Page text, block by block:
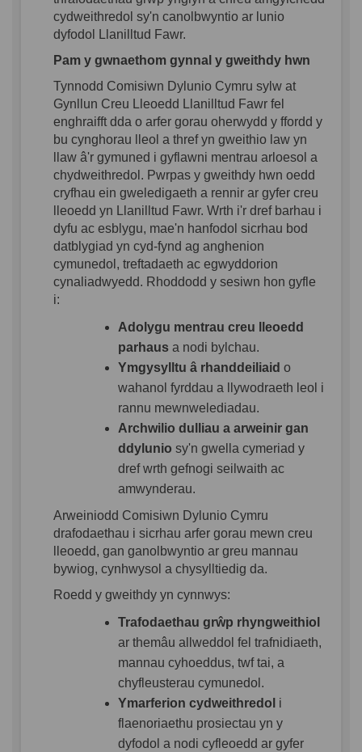
cydweithredol sy'n canolbwyntio ar lunio
dyfodol Llanilltud Fawr.
Pam y gwnaethom gynnal y gweithdy hwn
Tynnodd Comisiwn Dylunio Cymru sylw at
Gynllun Creu Lleoedd Llanilltud Fawr fel
enghraifft dda o arfer gorau oherwydd y ffordd y
bu cynghorau lleol a thref yn gweithio law yn
llaw â'r gymuned i gyflawni mentrau arloesol a
chydweithredol. Pwrpas y gweithdy hwn oedd
cryfhau ein gweledigaeth a rennir ar gyfer creu
lleoedd yn Llanilltud Fawr. Wrth i'r dref barhau i
dyfu ac esblygu, mae'n hanfodol sicrhau bod
datblygiad yn cyd-fynd ag anghenion
cymunedol, treftadaeth ac egwyddorion
cynaliadwyedd. Rhoddodd y sesiwn hon gyfle
i:
Adolygu mentrau creu lleoedd
parhaus a nodi bylchau.
Ymgysylltu â rhanddeiliaid o
wahanol fyrddau a llywodraeth leol i
rannu mewnwelediadau.
Archwilio dulliau a arweinir gan
ddylunio sy'n gwella cymeriad y
dref wrth gefnogi seilwaith ac
amwynderau.
Arweiniodd Comisiwn Dylunio Cymru
drafodaethau i sicrhau arfer gorau mewn creu
lleoedd, gan ganolbwyntio ar greu mannau
bywiog, cynhwysol a chysylltiedig da.
Roedd y gweithdy yn cynnwys:
Trafodaethau grŵp rhyngweithiol
ar themâu allweddol fel trafnidiaeth,
mannau cyhoeddus, twf tai, a
chyfleusterau cymunedol.
Ymarferion cydweithredol i
flaenoriaethu prosiectau yn y
dyfodol a nodi cyfleoedd ar gyfer